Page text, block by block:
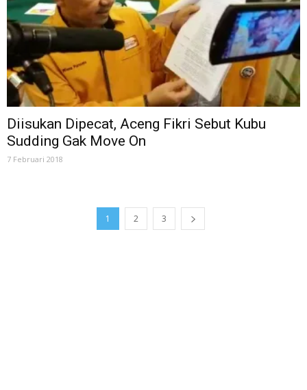
Diisukan Dipecat, Aceng Fikri Sebut Kubu
Sudding Gak Move On
7 Februari 2018
1 2 3